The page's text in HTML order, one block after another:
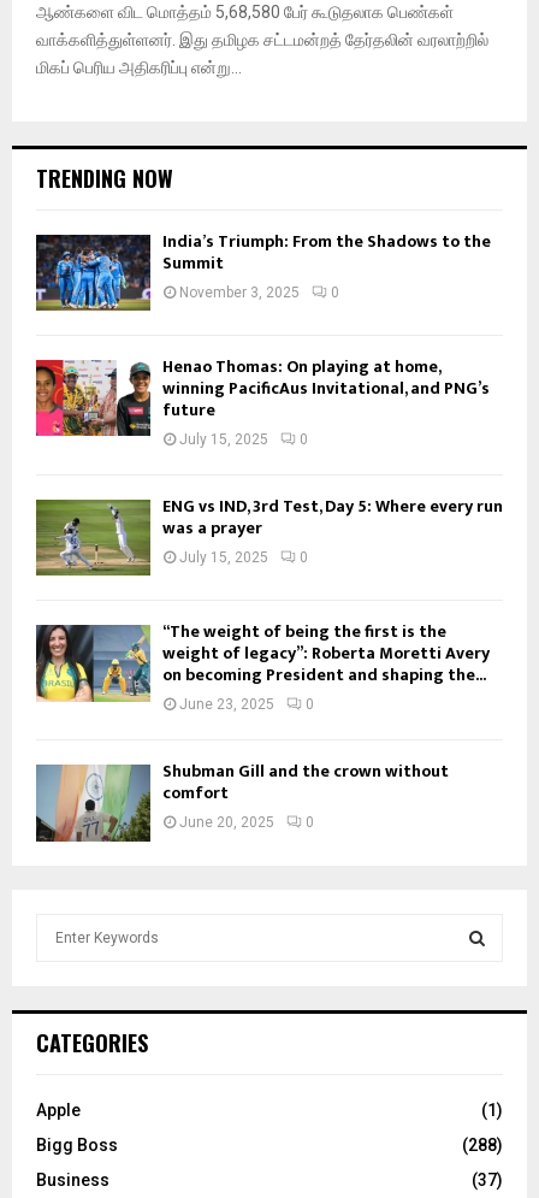
ஆண்களை விட மொத்தம் 5,68,580 பேர் கூடுதலாக பெண்கள்
வாக்களித்துள்ளனர். இது தமிழக சட்டமன்றத் தேர்தலின் வரலாற்றில்
மிகப் பெரிய அதிகரிப்பு என்று...
TRENDING NOW
India’s Triumph: From the Shadows to the
Summit
November 3, 2025 0
Henao Thomas: On playing at home,
winning PacificAus Invitational, and PNG’s
future
July 15, 2025 0
ENG vs IND, 3rd Test, Day 5: Where every run
was a prayer
July 15, 2025 0
“The weight of being the first is the
weight of legacy”: Roberta Moretti Avery
on becoming President and shaping the...
June 23, 2025 0
Shubman Gill and the crown without
comfort
June 20, 2025 0
h
o
:
C
CATEGORIES
Apple
(1)
Bigg Boss
(288)
Business
(37)